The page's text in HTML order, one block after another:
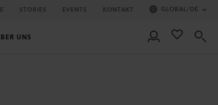
STORIES EVENTS KONTAKT GLOBAL/DE
UNS